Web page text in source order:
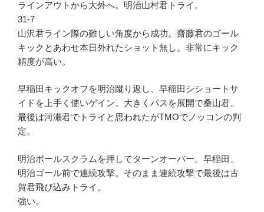
ラインアウトから大外へ。明治山村君トライ。
31-7
山沢君ライン際の難しい角度から成功。齋藤君のゴール
キックとあわせ本日外れたショット無し。非常にキック
精度が高い。
早稲田キックオフを明治蹴り返し、早稲田シショートサ
イドを上手く使いゲイン。大きくパスを展開で桑山君、
最後は河瀬君でトライと思われたがTMOでノッコンの判
定。
明治ボールスクラムを押してターンオーバー。早稲田、
明治ゴール前で連続攻撃。そのまま連続攻撃で最後は古
賀君飛び込みトライ。
強い。